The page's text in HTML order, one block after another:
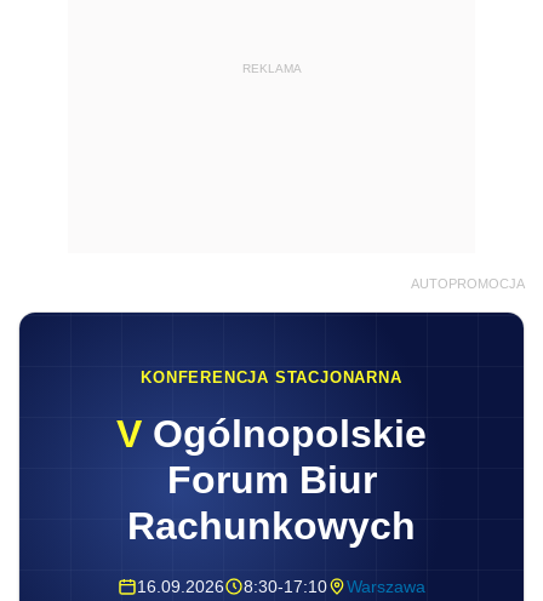
REKLAMA
AUTOPROMOCJA
KONFERENCJA STACJONARNA
V Ogólnopolskie
Forum Biur
Rachunkowych
16.09.2026 8:30-17:10 Warszawa